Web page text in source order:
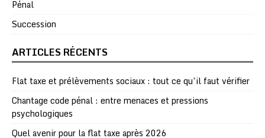
Pénal
Succession
ARTICLES RÉCENTS
Flat taxe et prélèvements sociaux : tout ce qu’il faut vérifier
Chantage code pénal : entre menaces et pressions
psychologiques
Quel avenir pour la flat taxe après 2026